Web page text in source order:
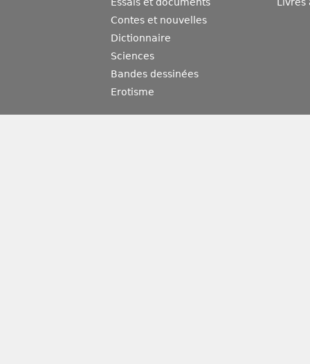
Essais et documents
Contes et nouvelles
Dictionnaire
Sciences
Bandes dessinées
Erotisme
Livres